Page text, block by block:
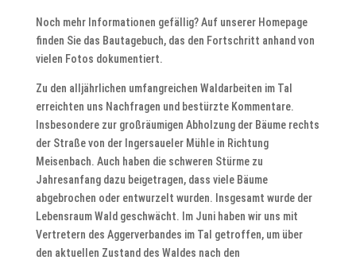
Noch mehr Informationen gefällig? Auf unserer Homepage
finden Sie das Bautagebuch, das den Fortschritt anhand von
vielen Fotos dokumentiert.
Zu den alljährlichen umfangreichen Waldarbeiten im Tal
erreichten uns Nachfragen und bestürzte Kommentare.
Insbesondere zur großräumigen Abholzung der Bäume rechts
der Straße von der Ingersaueler Mühle in Richtung
Meisenbach. Auch haben die schweren Stürme zu
Jahresanfang dazu beigetragen, dass viele Bäume
abgebrochen oder entwurzelt wurden. Insgesamt wurde der
Lebensraum Wald geschwächt. Im Juni haben wir uns mit
Vertretern des Aggerverbandes im Tal getroffen, um über
den aktuellen Zustand des Waldes nach den